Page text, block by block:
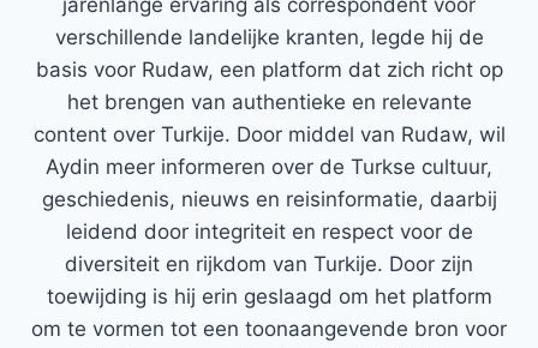
jarenlange ervaring als correspondent voor
verschillende landelijke kranten, legde hij de
basis voor Rudaw, een platform dat zich richt op
het brengen van authentieke en relevante
content over Turkije. Door middel van Rudaw, wil
Aydin meer informeren over de Turkse cultuur,
geschiedenis, nieuws en reisinformatie, daarbij
leidend door integriteit en respect voor de
diversiteit en rijkdom van Turkije. Door zijn
toewijding is hij erin geslaagd om het platform
om te vormen tot een toonaangevende bron voor